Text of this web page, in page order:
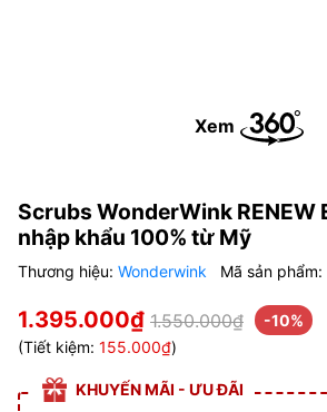
Xem
Scrubs WonderWink RENEW
nhập khẩu 100% từ Mỹ
Thương hiệu: Wonderwink Mã sản phẩm:
1.395.000₫ 1.550.000₫
-10%
(Tiết kiệm: 155.000₫)
KHUYẾN MÃI - ƯU ĐÃI